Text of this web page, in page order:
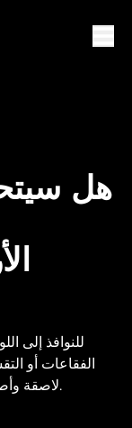
هل
الفقاعات أو
لاصقة وأصباغ عالية الجودة، وهو مدعوم بضمان شامل.